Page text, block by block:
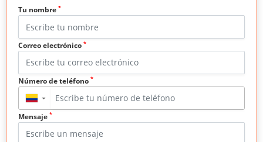
Tu nombre *
Correo electrónico *
Número de teléfono *
▼
Mensaje *